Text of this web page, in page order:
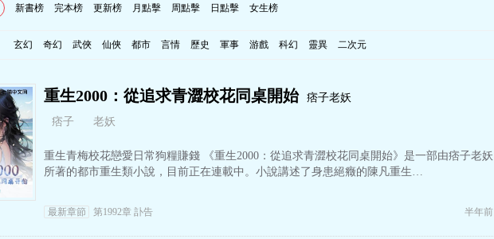
新書榜 完本榜 更新榜 月點擊 周點擊 日點擊 女生榜
玄幻 奇幻 武俠 仙俠 都市 言情 歷史 軍事 游戲 科幻 靈異 二次元
重生2000：從追求青澀校花同桌開始
痞子老妖
痞子
老妖
重生青梅校花戀愛日常狗糧賺錢 《重生2000：從追求青澀校花同桌開始》是一部由痞子老妖
所著的都市重生類小說，目前正在連載中。小說講述了身患絕癥的陳凡重生…
最新章節 第1992章 訃告 半年前